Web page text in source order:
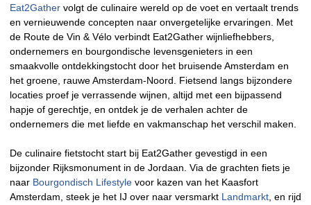
Eat2Gather volgt de culinaire wereld op de voet en vertaalt trends
en vernieuwende concepten naar onvergetelijke ervaringen. Met
de Route de Vin & Vélo verbindt Eat2Gather wijnliefhebbers,
ondernemers en bourgondische levensgenieters in een
smaakvolle ontdekkingstocht door het bruisende Amsterdam en
het groene, rauwe Amsterdam-Noord. Fietsend langs bijzondere
locaties proef je verrassende wijnen, altijd met een bijpassend
hapje of gerechtje, en ontdek je de verhalen achter de
ondernemers die met liefde en vakmanschap het verschil maken.
De culinaire fietstocht start bij Eat2Gather gevestigd in een
bijzonder Rijksmonument in de Jordaan. Via de grachten fiets je
naar Bourgondisch Lifestyle voor kazen van het Kaasfort
Amsterdam, steek je het IJ over naar versmarkt Landmarkt , en rijd